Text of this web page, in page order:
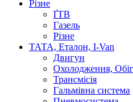
Різне
ҐТВ
Газель
Різне
ТАТА, Еталон, I-Van
Двигун
Охолодження,
Трансмісія
Гальмівна система